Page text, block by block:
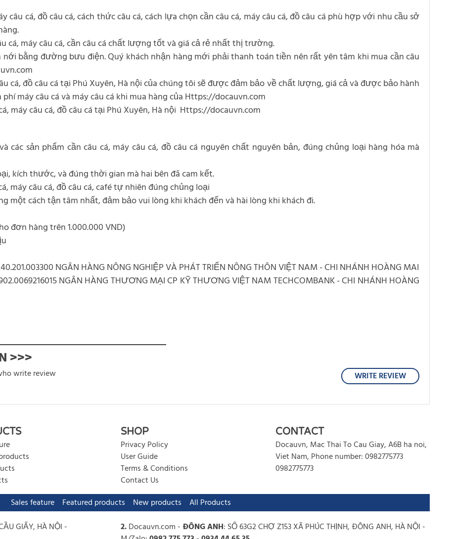
cá, đồ câu cá, cách thức câu cá, cách lựa chọn cần câu cá, máy câu cá, đồ câu cá phù hợp với nhu cầu sở
cá, máy câu cá, cần câu cá chất lượng tốt và giá cả rẻ nhất thị trường.
bằng đường bưu điện. Quý khách nhận hàng mới phải thanh toán tiền nên rất yên tâm khi mua cần câu
cá, đồ câu cá tại Phú Xuyên, Hà nội của chúng tôi sẽ được đảm bảo về chất lượng, giá cả và được bảo hành
máy câu cá và máy câu cá khi mua hàng của Https://docauvn.com
máy câu cá, đồ câu cá tại Phú Xuyên, Hà nội Https://docauvn.com
các sản phẩm cần câu cá, máy câu cá, đồ câu cá nguyên chất nguyên bản, đúng chủng loại hàng hóa mà
kích thước, và đúng thời gian mà hai bên đã cam kết.
máy câu cá, đồ câu cá, café tự nhiên đúng chủng loại
một cách tận tâm nhất, đảm bảo vui lòng khi khách đến và hài lòng khi khách đi.
đơn hàng trên 1.000.000 VND)
NGÂN HÀNG NÔNG NGHIỆP VÀ PHÁT TRIỂN NÔNG THÔN VIỆT NAM - CHI NHÁNH HOÀNG MAI
NGÂN HÀNG THƯƠNG MẠI CP KỸ THƯƠNG VIỆT NAM TECHCOMBANK - CHI NHÁNH HOÀNG
>>>
WRITE REVIEW
write review
SHOP
Privacy Policy
User Guide
Terms & Conditions
Contact Us
CONTACT
Docauvn, Mac Thai ToCau Giay,A6B ha noi,
Viet Nam, Phone number: 0982775773
0982775773
Sales feature Featured products New products
All Products
GIẤY, HÀ NỘI -
2.Docauvn.com - ĐÔNG ANH: SỐ 63G2 CHỢ Z153 XÃ PHÚC THỊNH, ĐÔNG ANH, HÀ NỘI -